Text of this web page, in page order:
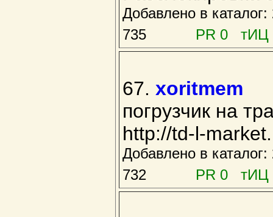
Добавлено в
735
PR 0 тИЦ
67. xoritmem
погрузчик на
http://td-l-
Добавлено в
732
PR 0 тИЦ